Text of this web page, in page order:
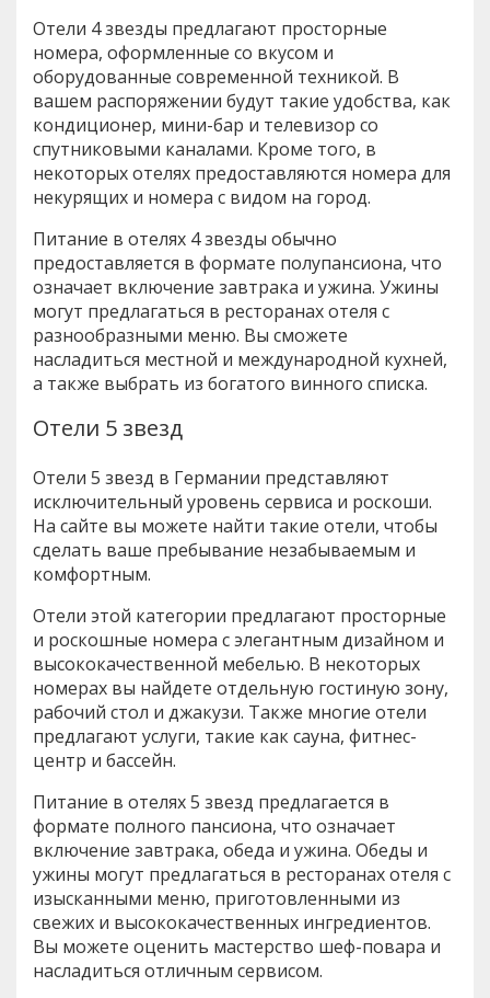
Отели 4 звезды предлагают просторные
номера, оформленные со вкусом и
оборудованные современной техникой. В
вашем распоряжении будут такие удобства, как
кондиционер, мини-бар и телевизор со
спутниковыми каналами. Кроме того, в
некоторых отелях предоставляются номера для
некурящих и номера с видом на город.
Питание в отелях 4 звезды обычно
предоставляется в формате полупансиона, что
означает включение завтрака и ужина. Ужины
могут предлагаться в ресторанах отеля с
разнообразными меню. Вы сможете
насладиться местной и международной кухней,
а также выбрать из богатого винного списка.
Отели 5 звезд
Отели 5 звезд в Германии представляют
исключительный уровень сервиса и роскоши.
На сайте вы можете найти такие отели, чтобы
сделать ваше пребывание незабываемым и
комфортным.
Отели этой категории предлагают просторные
и роскошные номера с элегантным дизайном и
высококачественной мебелью. В некоторых
номерах вы найдете отдельную гостиную зону,
рабочий стол и джакузи. Также многие отели
предлагают услуги, такие как сауна, фитнес-
центр и бассейн.
Питание в отелях 5 звезд предлагается в
формате полного пансиона, что означает
включение завтрака, обеда и ужина. Обеды и
ужины могут предлагаться в ресторанах отеля с
изысканными меню, приготовленными из
свежих и высококачественных ингредиентов.
Вы можете оценить мастерство шеф-повара и
насладиться отличным сервисом.